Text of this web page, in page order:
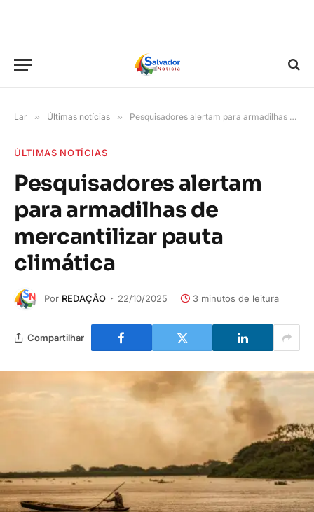
Lar » Últimas notícias » Pesquisadores alertam para armadilhas de mercantilizar pauta climática
ÚLTIMAS NOTÍCIAS
Pesquisadores alertam
para armadilhas de
mercantilizar pauta
climática
Por REDAÇÃO 22/10/2025 3 minutos de leitura
Compartilhar